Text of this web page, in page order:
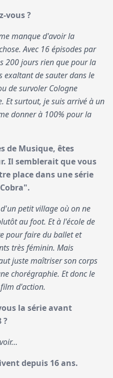
vous ?
manque d'avoir la
Avec 16 épisodes par
200 jours rien que pour la
exaltant de sauter dans le
de survoler Cologne
Et surtout, je suis arrivé à un
donner à 100% pour la
de Musique, êtes
Il semblerait que vous
place dans une série
d'un petit village où on ne
au foot. Et à l'école de
pour faire du ballet et
très féminin. Mais
juste maîtriser son corps
chorégraphie. Et donc le
d'action.
la série avant
?
depuis 16 ans.